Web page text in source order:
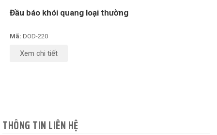
Đầu báo khói quang loại thường
Mã: DOD-220
Xem chi tiết
THÔNG TIN LIÊN HỆ